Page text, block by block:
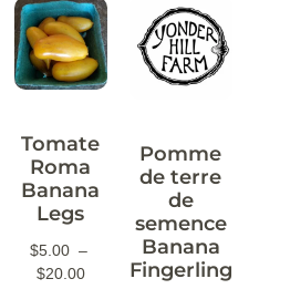
Tomate
Roma
Banana
Legs
$5.00 –
$20.00
Pomme
de terre
de
semence
Banana
Fingerling